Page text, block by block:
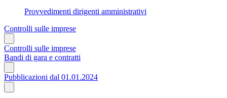
Provvedimenti dirigenti amministrativi
Controlli sulle imprese
Controlli sulle imprese
Bandi di gara e contratti
Pubblicazioni dal 01.01.2024